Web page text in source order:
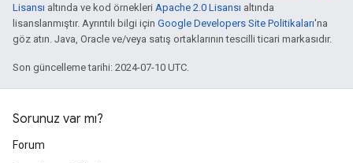
Lisansı altında ve kod örnekleri Apache 2.0 Lisansı altında
lisanslanmıştır. Ayrıntılı bilgi için Google Developers Site Politikaları'na
göz atın. Java, Oracle ve/veya satış ortaklarının tescilli ticari markasıdır.
Son güncelleme tarihi: 2024-07-10 UTC.
Sorunuz var mı?
Forum